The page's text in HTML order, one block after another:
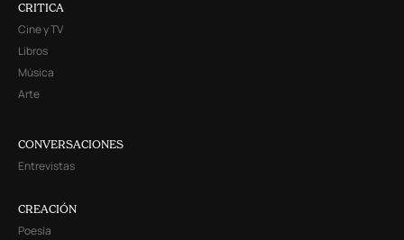
CRITICA
Cine y TV
Libros
Música
Arte
CONVERSACIONES
Entrevistas
CREACIÓN
Poesía